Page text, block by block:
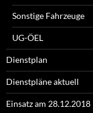
Sonstige Fahrzeuge
UG-ÖEL
Dienstplan
Dienstpläne aktuell
Einsatz am 28.12.2018